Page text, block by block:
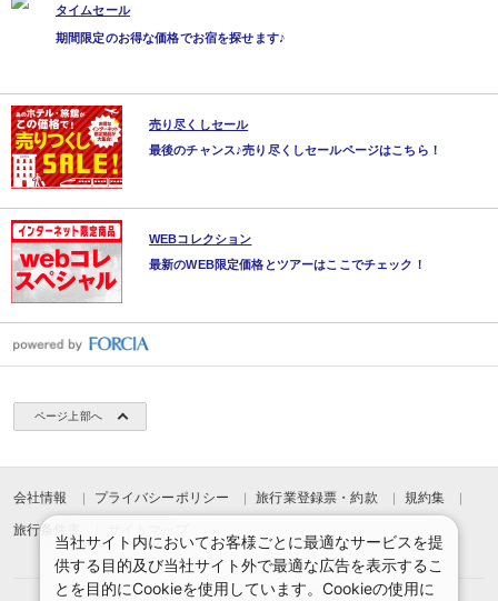
タイムセール
期間限定のお得な価格でお宿を探せます♪
売り尽くしセール
最後のチャンス♪売り尽くしセールページはこちら！
WEBコレクション
最新のWEB限定価格とツアーはここでチェック！
ページ上部へ
会社情報 プライバシーポリシー 旅行業登録票・約款 規約集
旅行条件書
当社サイト内においてお客様ごとに最適なサービスを提
供する目的及び当社サイト外で最適な広告を表示するこ
とを目的にCookieを使用しています。Cookieの使用に